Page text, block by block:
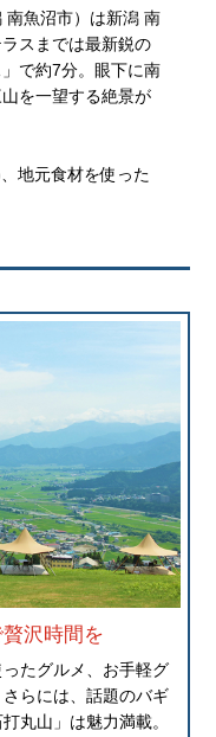
南魚沼市）は新潟 南
スまでは最新鋭の
で約7分。眼下に南
を一望する絶景が
地元食材を使った
沢時間を
たグルメ、お手軽グ
らには、話題のバギ
丸山」は魅力満載。